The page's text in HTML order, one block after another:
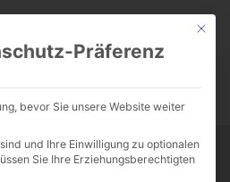
-:--
Mit
Präferenz
bevor Sie unsere Website weiter
und Ihre Einwilligung zu optionalen
Sie Ihre Erziehungsberechtigten